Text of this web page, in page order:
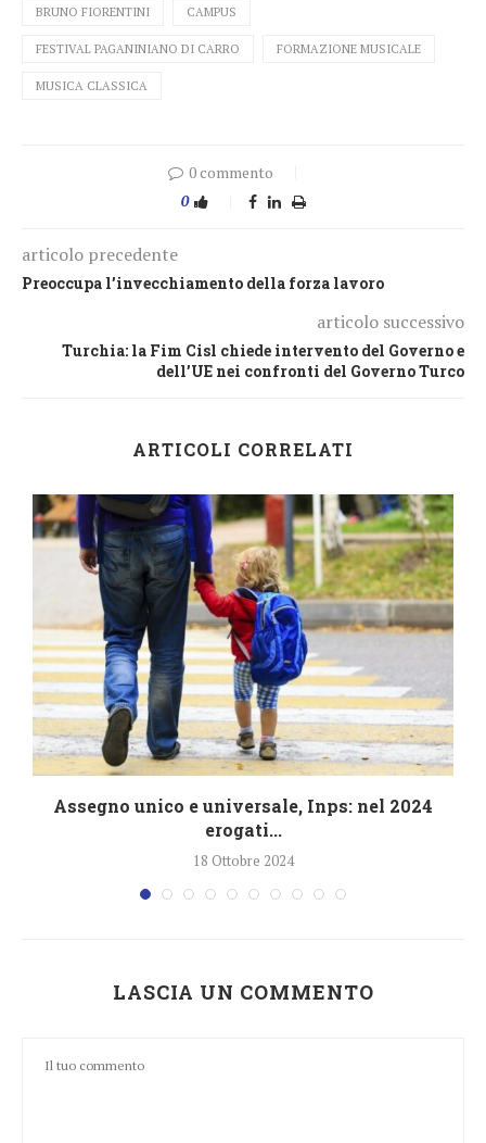
BRUNO FIORENTINI CAMPUS
FESTIVAL PAGANINIANO DI CARRO FORMAZIONE MUSICALE
MUSICA CLASSICA
0 commento
0
articolo precedente
Preoccupa l’invecchiamento della forza lavoro
articolo successivo
Turchia: la Fim Cisl chiede intervento del Governo e
dell’UE nei confronti del Governo Turco
ARTICOLI CORRELATI
Assegno unico e universale, Inps: nel 2024
erogati...
18 Ottobre 2024
LASCIA UN COMMENTO